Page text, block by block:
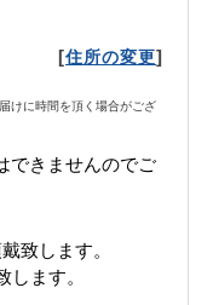
[住所の変更]
けに時間を頂く場合がござ
できませんのでご
致します。
ます。